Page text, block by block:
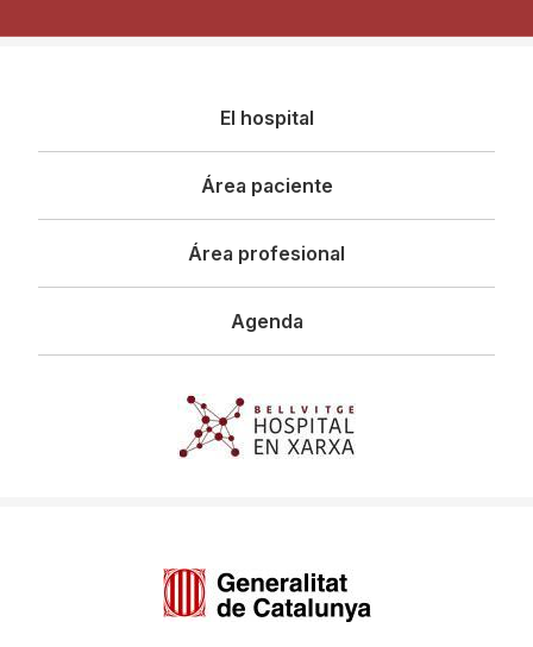
principal
El hospital
Área paciente
Área profesional
Agenda